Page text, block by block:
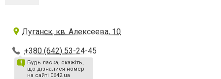
Луганск, кв. Алексеева, 10
+380 (642) 53-24-45
Будь ласка, скажіть,
що дізналися номер
на сайті 0642.ua